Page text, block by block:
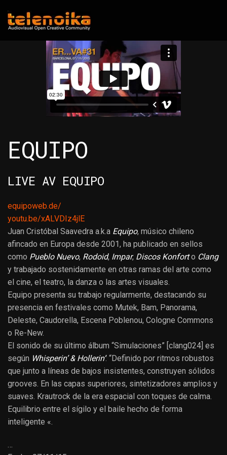
Ir al contenido principal
EQUIPO
LIVE AV EQUIPO
equipoweb.de/
youtu.be/xALVDIz4jlE
Juan Cristóbal Saavedra a.k.a Equipo, músico chileno
afincado en Europa desde 2001, ha publicado en sellos
como Pueblo Nuevo, Rodoid, Impar, Discos Konforto Clang
y trabajado sostenidamente en otras ramas del arte como
el cine, el teatro, la danza o las artes visuales.
Equipo presenta su trabajo regularmente, destacando su
presencia en festivales como Mutek, Bam, Panorama,
Deleste, Caudorella, Escena Poblenou, Cologne Commons
o Re-New.
El sonido de su último álbum “Simulaciones” [clang024] es
según Whisperin’ & Hollerin’: “Definido por ritmos robustos
que junto a líneas de bajos insistentes, construyen sólidos
grooves. En las capas superiores, sintetizadores amplios y
suaves. Krautrock de la era espacial con toques de calma.
Equilibrio entre el sígilo y el baile hecho de forma
inteligente «.
…